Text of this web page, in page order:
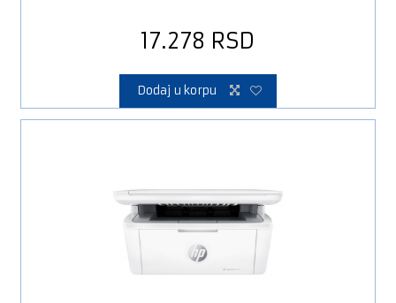
17.278 RSD
Dodaj u korpu